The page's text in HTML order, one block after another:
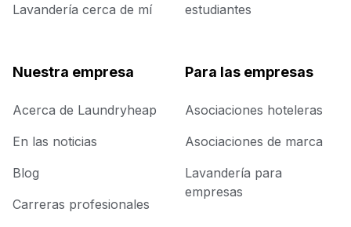
Lavandería cerca de mí
estudiantes
Nuestra empresa
Acerca de Laundryheap
En las noticias
Blog
Carreras profesionales
Para las empresas
Asociaciones hoteleras
Asociaciones de marca
Lavandería para
empresas